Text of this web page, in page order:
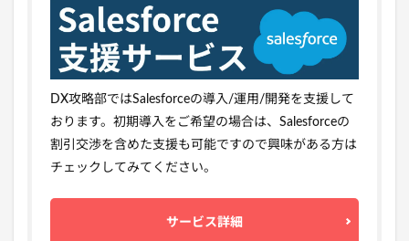
DX攻略部ではSalesforceの導入/運用/開発を支援して
おります。初期導入をご希望の場合は、Salesforceの
割引交渉を含めた支援も可能ですので興味がある方は
チェックしてみてください。
サービス詳細